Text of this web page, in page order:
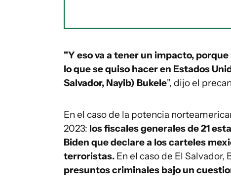
"Y eso va a tener un impacto,
lo que se quiso hacer en Estados
Salvador, Nayib) Bukele", dijo el
En el caso de la potencia
2023: los fiscales generales de 21
Biden que declare a los carteles
terroristas. En el caso de El Salvador,
presuntos criminales bajo un